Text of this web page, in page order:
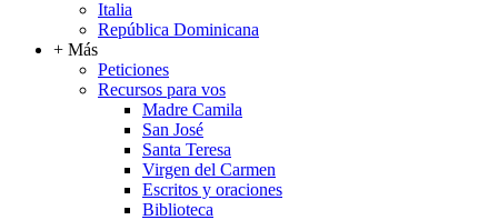
Italia
República Dominicana
+ Más
Peticiones
Recursos para vos
Madre Camila
San José
Santa Teresa
Virgen del Carmen
Escritos y oraciones
Biblioteca